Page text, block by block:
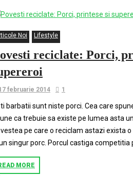
Noi Lifestyle
reciclate: Porci,
februarie 2014 1
barbatii sunt niste porci. Cea care
ca trebuie sa existe pe lumea asta
pe care o reciclam astazi exista
singur porc. Porcul castiga competitia
MORE